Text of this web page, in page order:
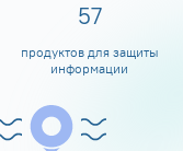
60
продуктов для защиты
информации